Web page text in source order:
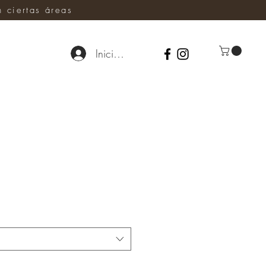
Iniciar sesión
ciertas áreas